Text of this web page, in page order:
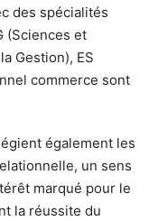
des spécialités
(Sciences et
Gestion), ES
commerce sont
également les
un sens
marqué pour le
la réussite du